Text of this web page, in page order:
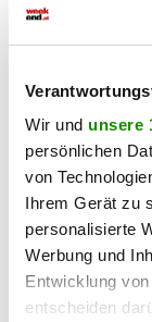
Wir und unsere
persönlichen
von
Ihrem Gerät zu
personalisierte
Werbung und
Entwicklung
entscheiden
und gut
wirtschaftliches
Der Vermittler